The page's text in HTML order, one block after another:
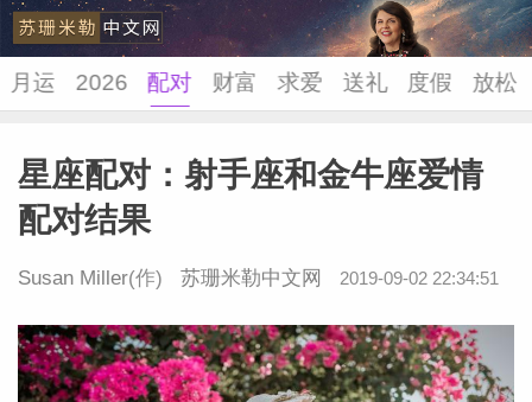
苏珊米
月运 2026 配对 财富 求爱 送礼 度假 放松
星座配对：射手座和金牛座爱情
配对结果
Susan Miller(作) 苏珊米勒中文网 2019-09-02 22:34:51